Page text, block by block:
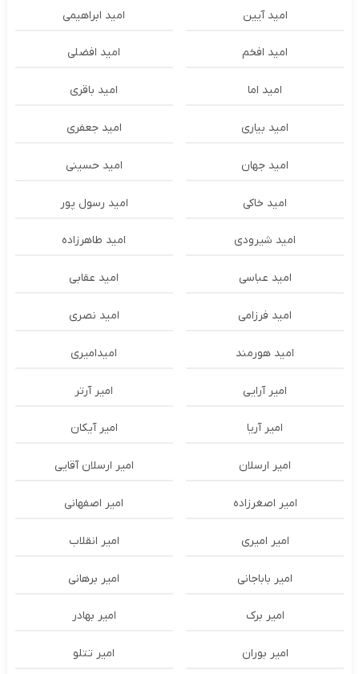
امید آیین امید ابراهیمی
امید افخم امید افضلی
امید اما امید باقری
امید بیاری امید جعفری
امید جهان امید حسینی
امید خاکی امید رسول پور
امید شیرودی امید طاهرزاده
امید عباسی امید عقابی
امید فرزامی امید نصری
امید هورمند امیدامیری
امیر آرایی امیر آرتر
امیر آریا امیر آیکان
امیر ارسلان امیر ارسلان آقایی
امیر اصغرزاده امیر اصفهانی
امیر امیری امیر انقلاب
امیر باباجانی امیر برهانی
امیر برک امیر بهادر
امیر بوران امیر تتلو